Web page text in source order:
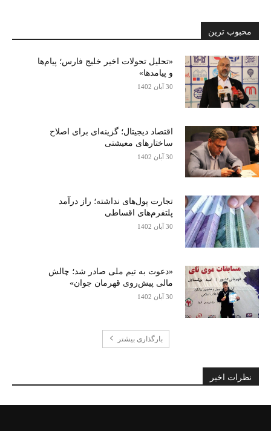
محبوب ترین
«تحلیل تحولات اخیر خلیج فارس؛ پیام‌ها
و پیامدها»
30 آبان 1402
اقتصاد دیجیتال؛ گزینه‌ای برای اصلاح
ساختارهای معیشتی
30 آبان 1402
تجارت پول‌های نداشته؛ راز درآمد
پلتفرم‌های اقساطی
30 آبان 1402
«دعوت به تیم ملی صادر شد؛ چالش
مالی پیش‌روی قهرمان جوان»
30 آبان 1402
بارگذاری بیشتر
نظرات اخیر